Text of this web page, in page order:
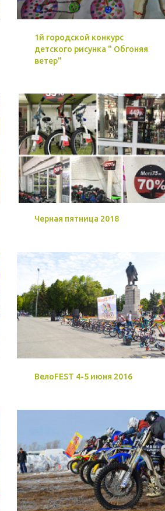
1й городской конкурс
детского рисунка " Обгоняя
ветер"
Черная пятница 2018
ВелоFEST 4-5 июня 2016